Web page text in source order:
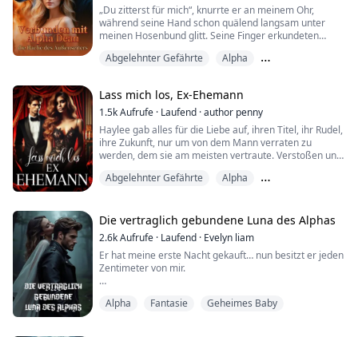
„Du zitterst für mich“, knurrte er an meinem Ohr,
während seine Hand schon quälend langsam unter
meinen Hosenbund glitt. Seine Finger erkundeten
Geheimnisse, die ich tief in mir vergraben hielt –
Dean war im Nebenzimmer – mein Alpha, mein
Gefährte, der Vater des Kindes, das ich sieben Jahre
lang verheimlicht hatte. ...
Abgelehnter Gefährte
Alpha
Lass mich los, Ex-Ehemann
1.5kAufrufe · Laufend ·author penny
Haylee gab alles für die Liebe auf, ihren Titel, ihr Rudel,
ihre Zukunft, nur um von dem Mann verraten zu
werden, dem sie am meisten vertraute. Verstoßen und
entschlossen, ihre Kinder fern von Lügen und
Fünf Jahre später bricht die Welt von Alpha Aiden Fenrir
zusammen, und di...
Abgelehnter Gefährte
Alpha
Die vertraglich gebundene Luna des Alphas
2.6kAufrufe · Laufend · Evelyn liam
Er hat meine erste Nacht gekauft… nun besitzt er jeden
Zentimeter von mir.
Alpha Fantasie Geheimes Baby